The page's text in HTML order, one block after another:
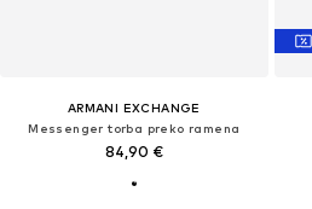
ARMANI EXCHANGE
Messenger torba preko ramena
84,90 €